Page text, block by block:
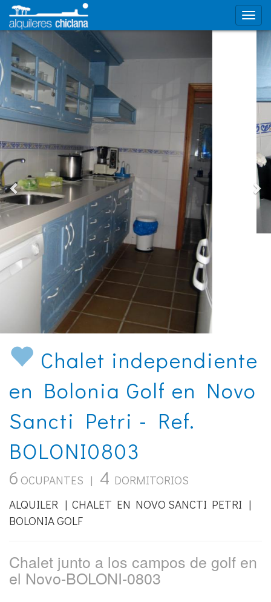
Chalet independiente
en Bolonia Golf en Novo
Sancti Petri - Ref.
BOLONI0803
OCUPANTES |
DORMITORIOS
ALQUILER | CHALET EN NOVO SANCTI PETRI |
BOLONIA GOLF
Chalet junto a los campos de golf en
el Novo-BOLONI-0803
Chalet independiente en Bolonia Golf con cuatro
dormitorios y tres baños, situado a 1.2km de la
plaza de parking. Consta de chalet principal con 3
dormitorios y dos baños y casa de invitados con 1